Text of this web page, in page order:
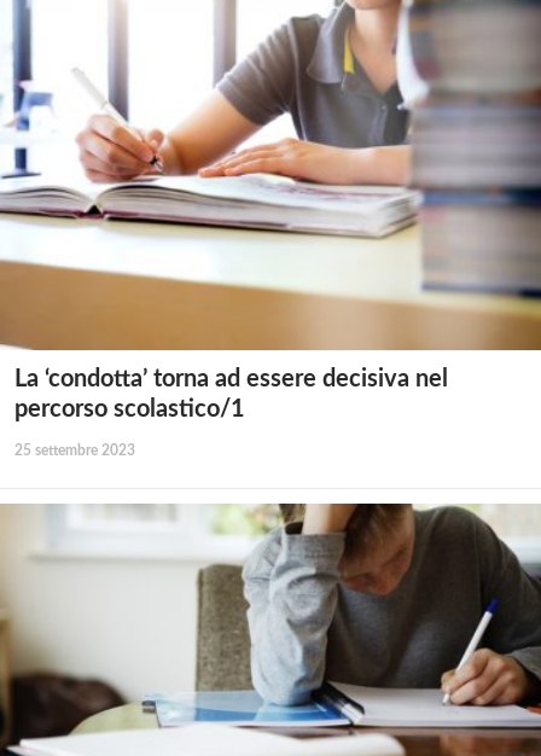
La ‘condotta’ torna ad essere decisiva nel
percorso scolastico/1
25 settembre 2023